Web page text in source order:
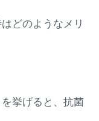
どのようなメリ
挙げると、抗菌